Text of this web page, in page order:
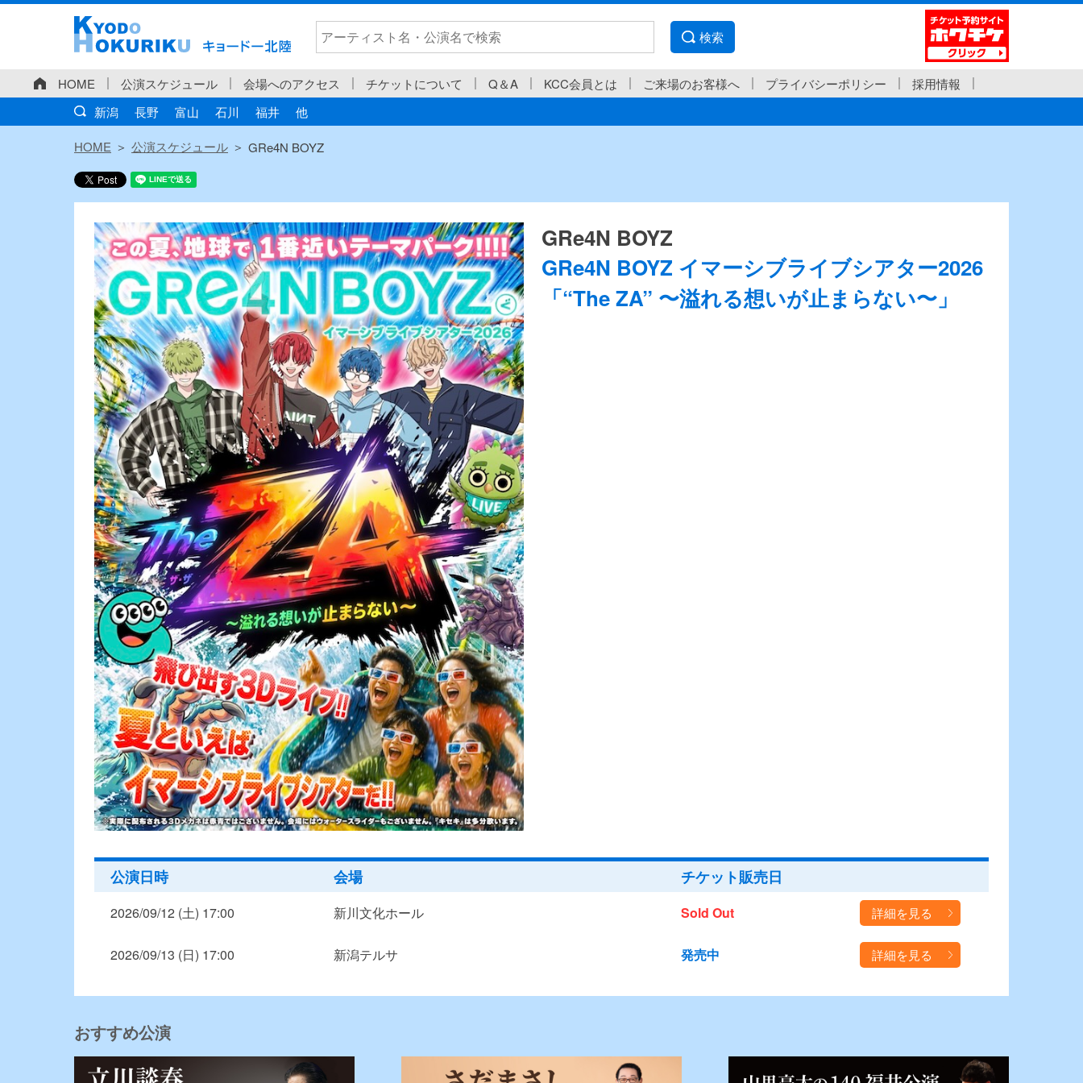
検索
HOME 公演スケジュール 会場へのアクセス チケットについて Q＆A KCC会員とは ご来場のお客様へ プライバシーポリシー
採用情報
新潟
長野 富山 石川 福井 他
HOME 公演スケジュール GRe4N BOYZ
GRe4N BOYZ
GRe4N BOYZ イマーシブライブシアター2026
「“The ZA” 〜溢れる想いが止まらない〜」
公演日時 会場 チケット販売日
2026/09/12 (土) 17:00 新川文化ホール Sold Out 詳細を見る
2026/09/13 (日) 17:00 新潟テルサ 発売中 詳細を見る
おすすめ公演